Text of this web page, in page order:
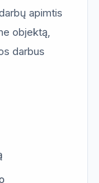
apimtis
objektą,
darbus